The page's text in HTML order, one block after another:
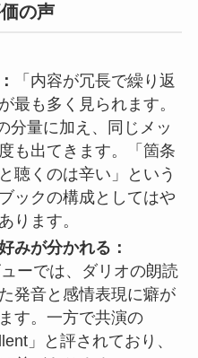
の声
「内容が冗長で繰り返
最も多く見られます。
分量に加え、同じメッ
も出てきます。「箇条
聴くのは辛い」という
ックの構成としてはや
ります。
みが分かれる：
ーでは、ダリオの朗読
発音と感情表現に癖が
す。一方で共演の
」と評されており、